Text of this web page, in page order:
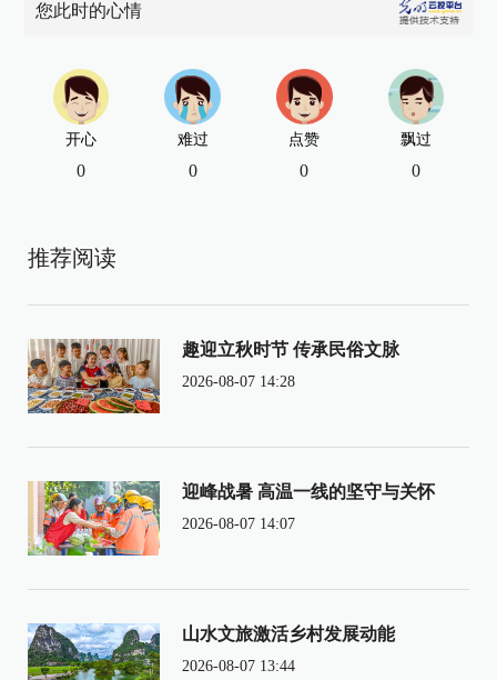
您此时的心情
开心
0
难过
0
点赞
0
飘过
0
推荐阅读
趣迎立秋时节 传承民俗文脉
2026-08-07 14:28
迎峰战暑 高温一线的坚守与关怀
2026-08-07 14:07
山水文旅激活乡村发展动能
2026-08-07 13:44